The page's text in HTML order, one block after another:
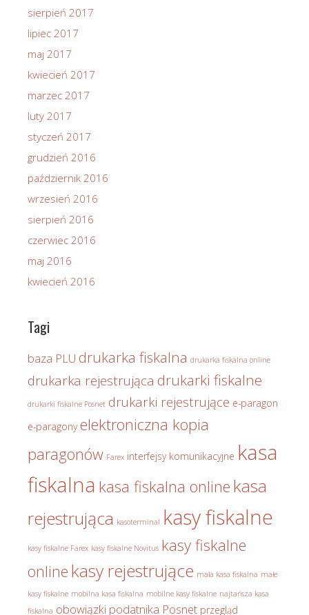
sierpień 2017
lipiec 2017
maj 2017
kwiecień 2017
marzec 2017
luty 2017
styczeń 2017
grudzień 2016
październik 2016
wrzesień 2016
sierpień 2016
czerwiec 2016
maj 2016
kwiecień 2016
Tagi
baza PLU drukarka fiskalna drukarka fiskalna online
drukarka rejestrująca drukarki fiskalne
drukarki fiskalne Posnet drukarki rejestrujące e-paragon
e-paragony elektroniczna kopia
paragonów Farex interfejsy komunikacyjne kasa
fiskalna kasa fiskalna online kasa
rejestrująca kasoterminal kasy fiskalne
kasy fiskalne Farex kasy fiskalne Novitus kasy fiskalne
online kasy rejestrujące mała kasa fiskalna małe
kasy fiskalne mobilna kasa fiskalna mobilne kasy fiskalne najtańsza kasa
fiskalna obowiązki podatnika Posnet przegląd